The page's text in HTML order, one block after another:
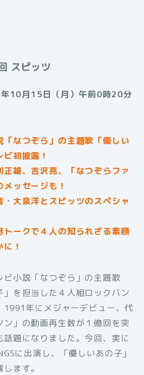
スピッツ
月15日（月）午前0時20分
「なつぞら」の主題歌「優しい
初披露！
正雄、吉沢亮、「なつぞらファ
ッセージも！
・大泉洋とスピッツのスペシャ
トークで４人の知られざる素顔
！
ビ小説「なつぞら」の主題歌
」を担当した４人組ロックバン
1991年にメジャーデビュー、代
ン」の動画再生数が１億回を突
話題になりました。今回、実に
に出演し、「優しいあの子」
ます。